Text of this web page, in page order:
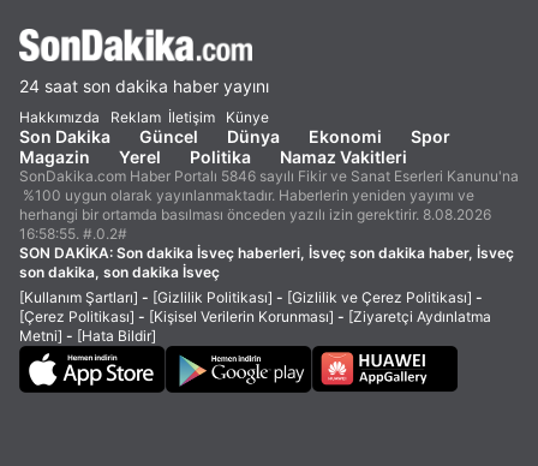
24 saat son dakika haber yayını
Hakkımızda Reklam İletişim Künye
Son Dakika Güncel Dünya Ekonomi
Spor
Magazin
Yerel Politika Namaz Vakitleri
SonDakika.com Haber Portalı 5846 sayılı Fikir ve Sanat Eserleri Kanunu'na
%100 uygun olarak yayınlanmaktadır. Haberlerin yeniden yayımı ve
herhangi bir ortamda basılması önceden yazılı izin gerektirir. 8.08.2026
16:58:55. #.0.2#
SON DAKİKA: Son dakika İsveç haberleri, İsveç son dakika haber, İsveç
son dakika, son dakika İsveç
[Kullanım Şartları] - [Gizlilik Politikası] - [Gizlilik ve Çerez Politikası] -
[Çerez Politikası] - [Kişisel Verilerin Korunması] - [Ziyaretçi Aydınlatma
Metni] - [Hata Bildir]